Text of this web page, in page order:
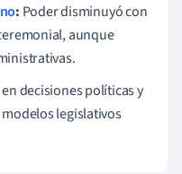
: Poder disminuyó con
aunque
decisiones políticas y
legislativos